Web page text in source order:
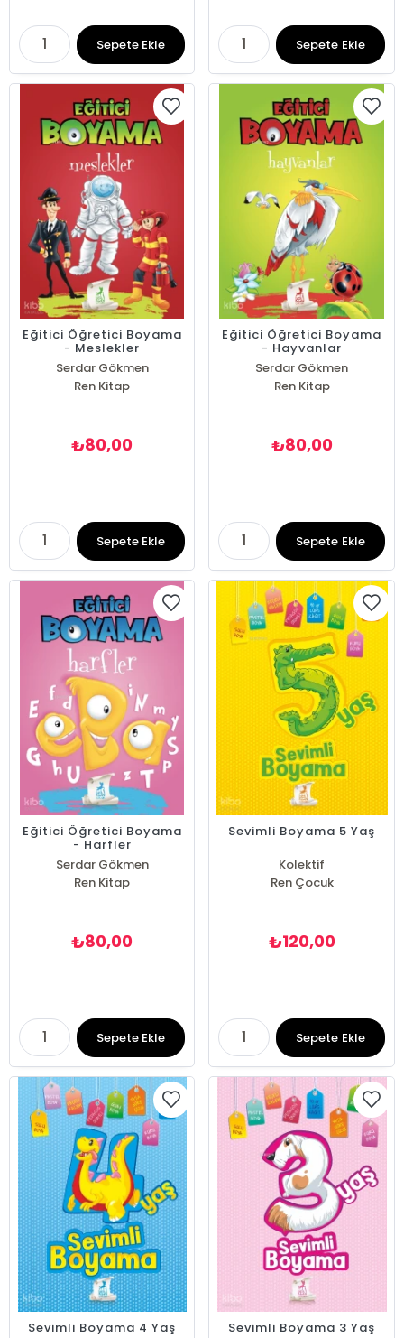
Sepete Ekle Sepete Ekle
Eğitici Öğretici Boyama
- Meslekler
Serdar Gökmen
Ren Kitap
₺80,00
Sepete Ekle
Eğitici Öğretici Boyama
- Hayvanlar
Serdar Gökmen
Ren Kitap
₺80,00
Sepete Ekle
Eğitici Öğretici Boyama
- Harfler
Serdar Gökmen
Ren Kitap
₺80,00
Sepete Ekle
Sevimli Boyama 5 Yaş
Kolektif
Ren Çocuk
₺120,00
Sepete Ekle
Sevimli Boyama 4 Yaş Sevimli Boyama 3 Yaş